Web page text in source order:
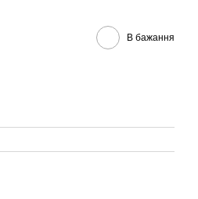
В бажання